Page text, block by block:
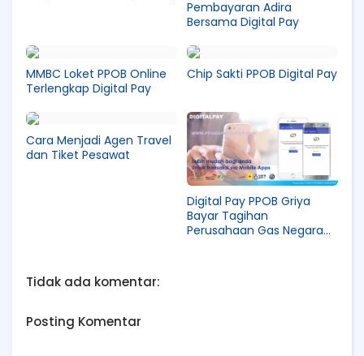
Pembayaran Adira
Bersama Digital Pay
MMBC Loket PPOB Online
Terlengkap Digital Pay
Chip Sakti PPOB Digital Pay
Cara Menjadi Agen Travel
dan Tiket Pesawat
Digital Pay PPOB Griya
Bayar Tagihan
Perusahaan Gas Negara
Tidak ada komentar:
Posting Komentar